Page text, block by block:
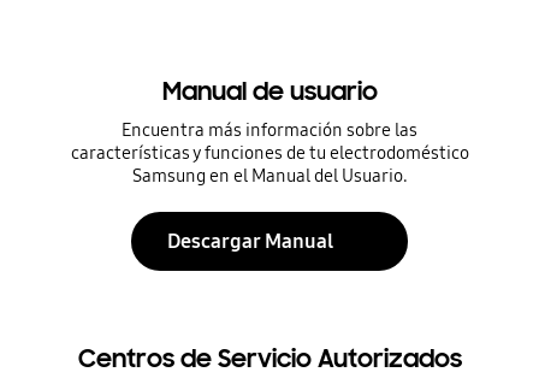
Manual de usuario
Encuentra más información sobre las
características y funciones de tu electrodoméstico
Samsung en el Manual del Usuario.
Descargar Manual
Centros de Servicio Autorizados